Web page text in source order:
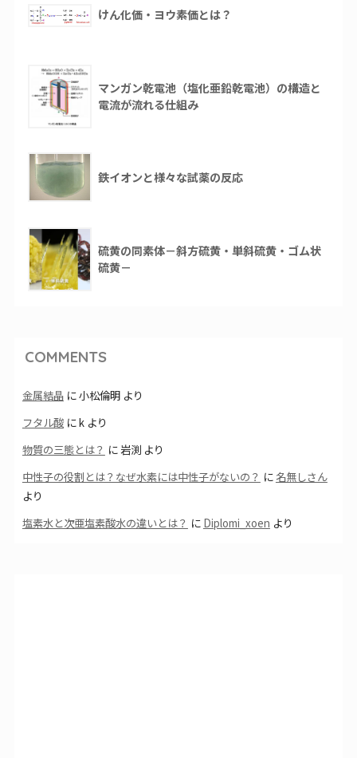
けん化価・ヨウ素価とは？
マンガン乾電池（塩化亜鉛乾電池）の構造と
電流が流れる仕組み
鉄イオンと様々な試薬の反応
硫黄の同素体－斜方硫黄・単斜硫黄・ゴム状
硫黄－
COMMENTS
金属結晶に小松倫明より
フタル酸にkより
物質の三態とは？ に岩渕より
中性子の役割とは？なぜ水素には中性子がないの？ に名無しさん
より
塩素水と次亜塩素酸水の違いとは？ に Diplomi_xoen より